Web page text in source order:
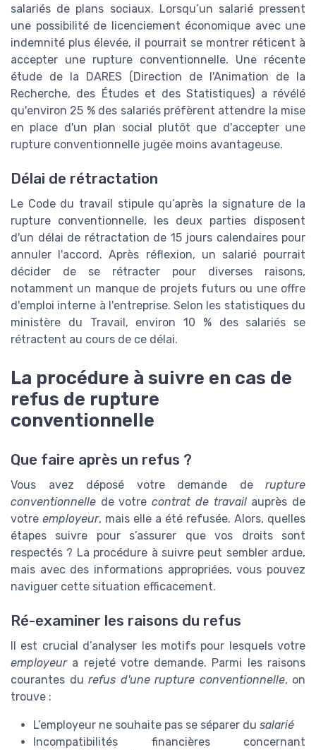
salariés de plans sociaux. Lorsqu’un salarié pressent
une possibilité de licenciement économique avec une
indemnité plus élevée, il pourrait se montrer réticent à
accepter une rupture conventionnelle. Une récente
étude de la DARES (Direction de l'Animation de la
Recherche, des Études et des Statistiques) a révélé
qu'environ 25 % des salariés préfèrent attendre la mise
en place d'un plan social plutôt que d'accepter une
rupture conventionnelle jugée moins avantageuse.
Délai de rétractation
Le Code du travail stipule qu’après la signature de la
rupture conventionnelle, les deux parties disposent
d'un délai de rétractation de 15 jours calendaires pour
annuler l'accord. Après réflexion, un salarié pourrait
décider de se rétracter pour diverses raisons,
notamment un manque de projets futurs ou une offre
d'emploi interne à l'entreprise. Selon les statistiques du
ministère du Travail, environ 10 % des salariés se
rétractent au cours de ce délai.
La procédure à suivre en cas de
refus de rupture
conventionnelle
Que faire après un refus ?
Vous avez déposé votre demande de rupture
conventionnelle de votrecontrat de travailauprès de
votre employeur, mais elle a été refusée. Alors, quelles
étapes suivre pour s’assurer que vos droits sont
respectés ? La procédure à suivre peut sembler ardue,
mais avec des informations appropriées, vous pouvez
naviguer cette situation efficacement.
Ré-examiner les raisons du refus
Il est crucial d’analyser les motifs pour lesquels votre
employeura rejeté votre demande. Parmi les raisons
courantes du refus d'une rupture conventionnelle, on
trouve :
L’employeur ne souhaite pas se séparer du salarié
Incompatibilités financières concernant